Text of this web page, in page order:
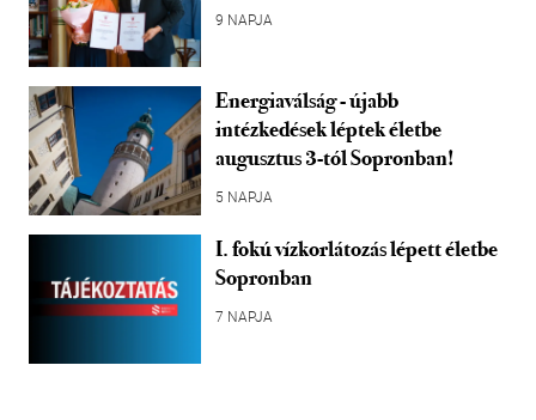
9 NAPJA
Energiaválság - újabb
intézkedések léptek életbe
augusztus 3-tól Sopronban!
5 NAPJA
I. fokú vízkorlátozás lépett életbe
Sopronban
7 NAPJA